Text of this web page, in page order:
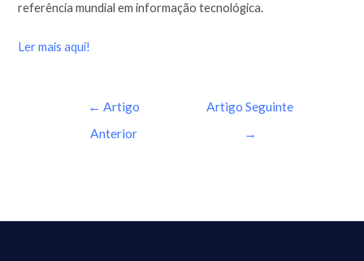
referência mundial em informação tecnológica.
Ler mais aqui!
← Artigo
Anterior
Artigo Seguinte
→